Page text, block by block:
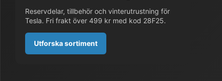
Reservdelar, tillbehör och vinterutrustning för
Tesla. Fri frakt över 499 kr med kod 28F25.
Utforska sortiment